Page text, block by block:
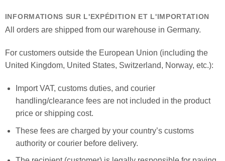
INFORMATIONS SUR L'EXPÉDITION ET L'IMPORTATION
All orders are shipped from our warehouse in Germany.
For customers outside the European Union (including the
United Kingdom, United States, Switzerland, Norway, etc.):
Import VAT, customs duties, and courier
handling/clearance fees are not included in the product
price or shipping cost.
These fees are charged by your country’s customs
authority or courier before delivery.